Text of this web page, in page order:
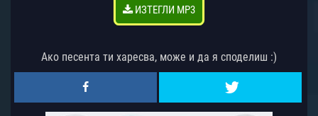
ИЗТЕГЛИ MP3
Ако песента ти харесва, може и да я споделиш :)